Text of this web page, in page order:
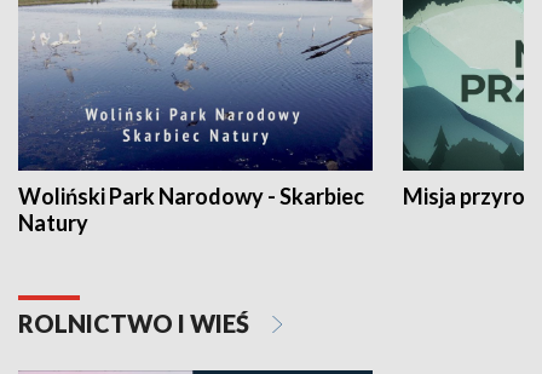
Woliński Park Narodowy - Skarbiec
Natury
Misja
ROLNICTWO I WIEŚ